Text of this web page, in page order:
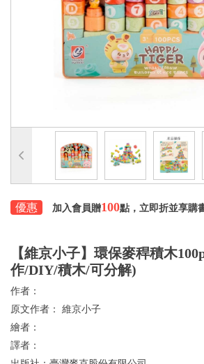
優惠 加入會員贈100點，立即折並享購
【維京小子】環保麥稈積木
作/DIY/積木/可分解)
作者：
原文作者： 維京小子
繪者：
譯者：